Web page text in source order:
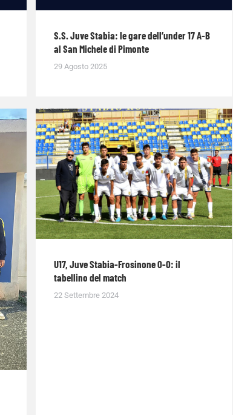
S.S. Juve Stabia: le gare dell’under 17 A-B
al San Michele di Pimonte
29 Agosto 2025
U17, Juve Stabia-Frosinone 0-0: il
tabellino del match
22 Settembre 2024